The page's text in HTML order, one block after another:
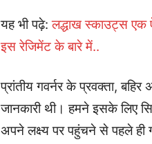
यह भी पढ़े:लद्धाख स्काउट्स एक
इस रेजिमेंट के बारे में..
प्रांतीय गवर्नर के प्रवक्ता,
जानकारी थी। हमने इसके लिए
अपने लक्ष्य पर पहुंचने से पहले ही